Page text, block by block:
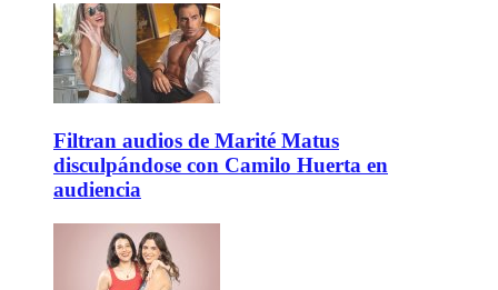
Filtran audios de Marité Matus
disculpándose con Camilo Huerta en
audiencia